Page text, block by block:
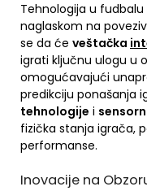
Tehnologija u fudbalu
naglaskom na
se da će veštačka
igrati ključnu ulogu u
omogućavajući
predikciju ponašanja
tehnologije i
fizička stanja igrača,
performanse.
Inovacije na